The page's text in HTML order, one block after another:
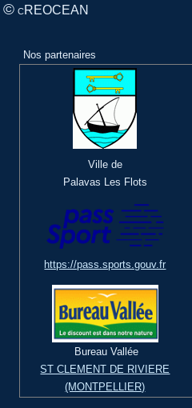
© CREOCEAN
Nos partenaires
Ville de
Palavas Les Flots
https://pass.sports.gouv.fr
Bureau Vallée
ST CLEMENT DE RIVIERE
(MONTPELLIER)